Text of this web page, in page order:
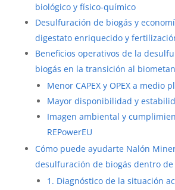
biológico y físico-químico
Desulfuración de biogás y
digestato enriquecido y
Beneficios operativos de la
biogás en la transición al
Menor CAPEX y OPEX a medio
Mayor disponibilidad y
Imagen ambiental y
REPowerEU
Cómo puede ayudarte Nalón
desulfuración de biogás dentro de
1. Diagnóstico de la situación